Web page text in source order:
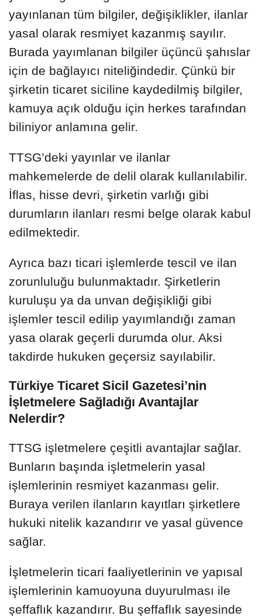
yayınlanan tüm bilgiler, değişiklikler, ilanlar
yasal olarak resmiyet kazanmış sayılır.
Burada yayımlanan bilgiler üçüncü şahıslar
için de bağlayıcı niteliğindedir. Çünkü bir
şirketin ticaret siciline kaydedilmiş bilgiler,
kamuya açık olduğu için herkes tarafından
biliniyor anlamına gelir.
TTSG’deki yayınlar ve ilanlar
mahkemelerde de delil olarak kullanılabilir.
İflas, hisse devri, şirketin varlığı gibi
durumların ilanları resmi belge olarak kabul
edilmektedir.
Ayrıca bazı ticari işlemlerde tescil ve ilan
zorunluluğu bulunmaktadır. Şirketlerin
kuruluşu ya da unvan değişikliği gibi
işlemler tescil edilip yayımlandığı zaman
yasa olarak geçerli durumda olur. Aksi
takdirde hukuken geçersiz sayılabilir.
Türkiye Ticaret Sicil Gazetesi’nin
İşletmelere Sağladığı Avantajlar
Nelerdir?
TTSG işletmelere çeşitli avantajlar sağlar.
Bunların başında işletmelerin yasal
işlemlerinin resmiyet kazanması gelir.
Buraya verilen ilanların kayıtları şirketlere
hukuki nitelik kazandırır ve yasal güvence
sağlar.
İşletmelerin ticari faaliyetlerinin ve yapısal
işlemlerinin kamuoyuna duyurulması ile
şeffaflık kazandırır. Bu şeffaflık sayesinde